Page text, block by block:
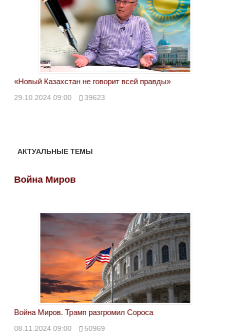
«Новый Казахстан не говорит всей правды»
29.10.2024 09:00 39623
АКТУАЛЬНЫЕ ТЕМЫ
Война Миров
Война Миров. Трамп разгромил Сороса
08.11.2024 09:00 50969